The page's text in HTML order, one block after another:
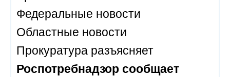
Федеральные новости
Областные новости
Прокуратура разъясняет
Роспотребнадзор сообщает